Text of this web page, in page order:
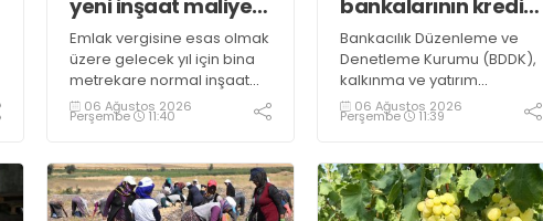
yeni inşaat maliyet
bedelleri belirlendi
Emlak vergisine esas olmak
üzere gelecek yıl için bina
metrekare normal inşaat
maliyet bedelleri,
meskenler açısından 604,1
arasında değişecek
06 Ağustos 2026
Perşembe 11:40
bankalarının kredi
sınırlarında
değişiklik
Bankacılık Düzenleme ve
Denetleme Kurumu (BDDK),
kalkınma ve yatırım
bankalarının kredi sınırlarına
ilişkin düzenleme yaptı
06 Ağustos 2026
Perşembe 11:39